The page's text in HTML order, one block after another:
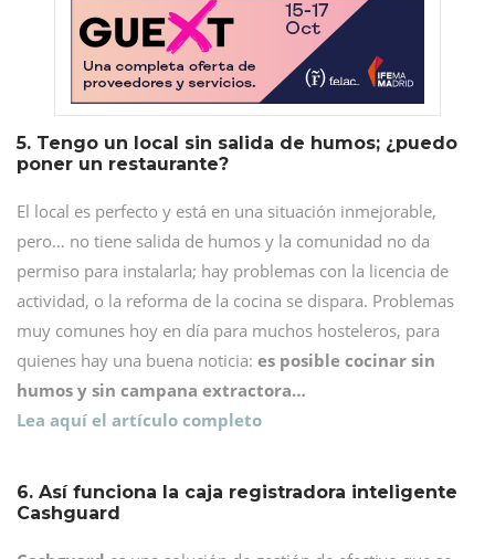
5. Tengo un local sin salida de humos; ¿puedo
poner un restaurante?
El local es perfecto y está en una situación inmejorable,
pero… no tiene salida de humos y la comunidad no da
permiso para instalarla; hay problemas con la licencia de
actividad, o la reforma de la cocina se dispara. Problemas
muy comunes hoy en día para muchos hosteleros, para
quienes hay una buena noticia: es posible cocinar sin
humos y sin campana extractora…
Lea aquí el artículo completo
6. Así funciona la caja registradora inteligente
Cashguard